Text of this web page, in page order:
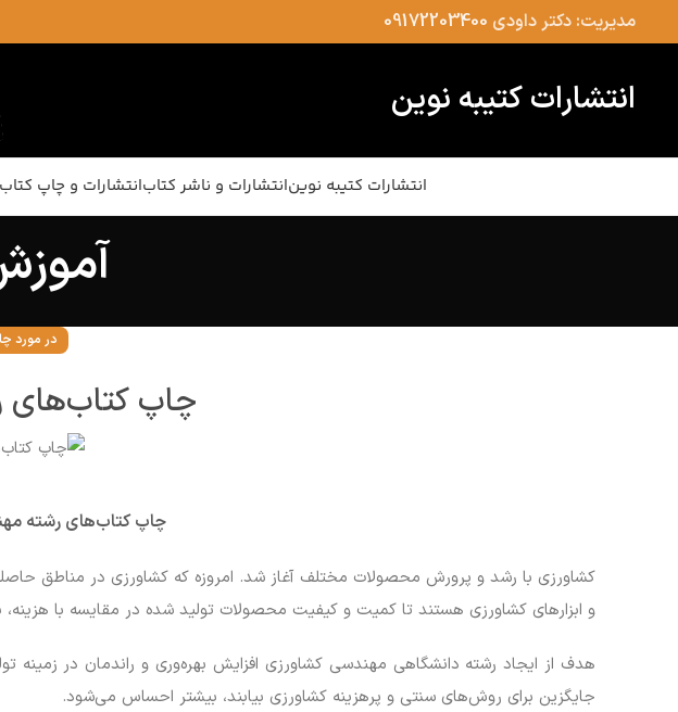
مدیریت: دکتر داودی 09172203400
انتشارات کتیبه نوین
انتشارات کتیبه نوینانتشارات و ناشر کتابانتشارات و چاپ کتاب
در مورد
چاپ کتاب‌های
چاپ کتاب‌های رشته
کشاورزی با رشد و پرورش محصولات مختلف آغاز شد. امروزه که کشاورزی در مناطق
و ابزارهای کشاورزی هستند تا کمیت و کیفیت محصولات تولید شده در مقایسه با هزینه،
هدف از ایجاد رشته دانشگاهی مهندسی کشاورزی افزایش بهره‌وری و راندمان در زمینه
جایگزین برای روش‌های سنتی و پرهزینه کشاورزی بیابند، بیشتر احساس می‌شود.